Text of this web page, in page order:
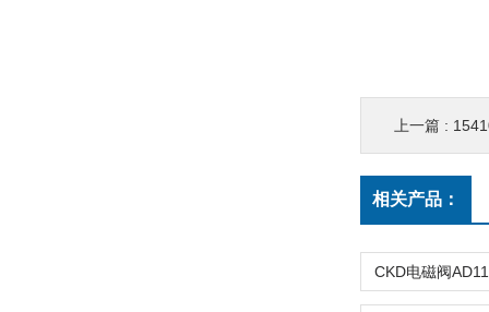
上一篇 : 154100
相关产品：